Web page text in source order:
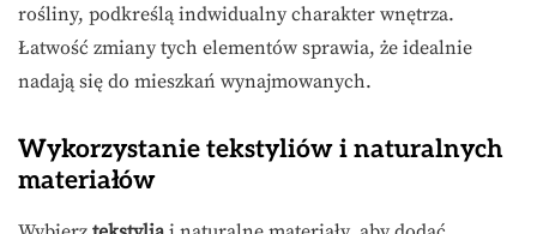
rośliny, podkreślą indwidualny charakter wnętrza.
Łatwość zmiany tych elementów sprawia, że idealnie
nadają się do mieszkań wynajmowanych.
Wykorzystanie tekstyliów i naturalnych
materiałów